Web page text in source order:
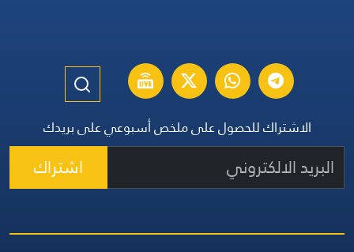
الاشتراك للحصول على ملخص أسبوعي على بريدك
اشتراك